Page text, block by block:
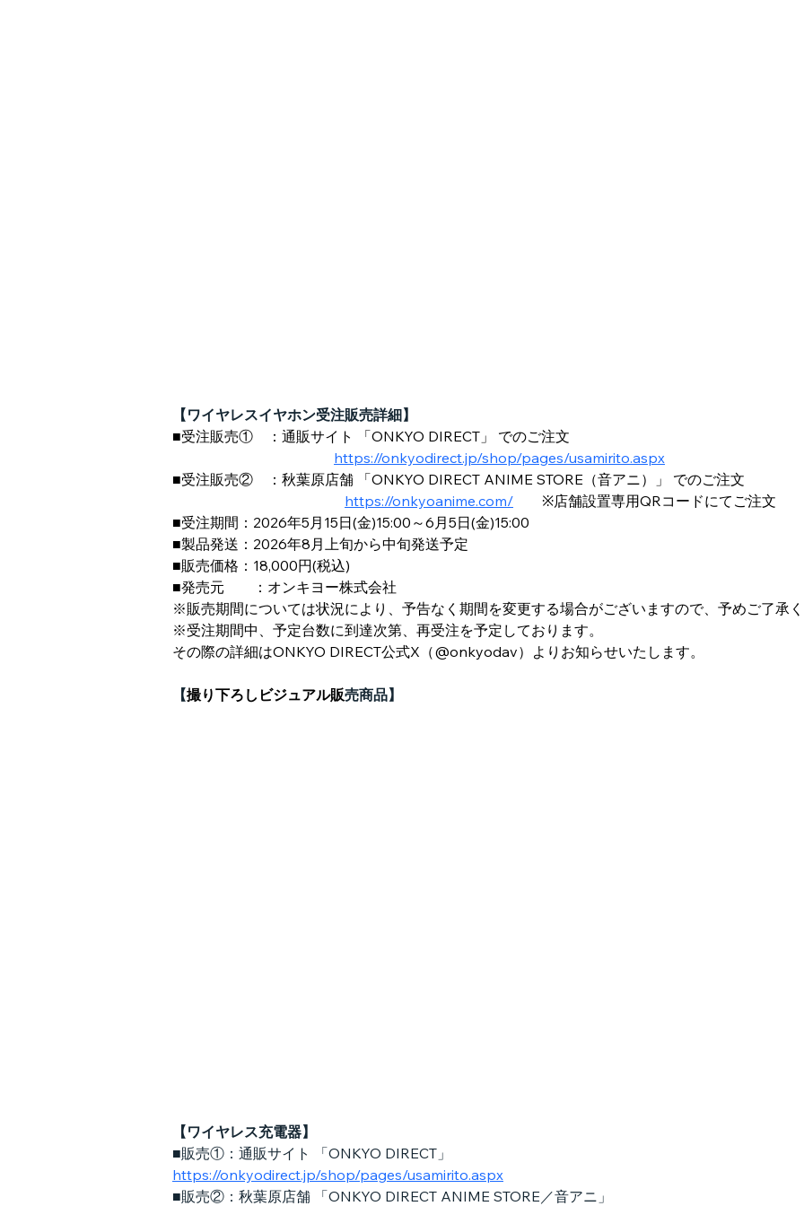
【ワイヤレスイヤホン受注販売詳細】
■受注販売①　：通販サイト 「ONKYO DIRECT」 でのご注文
https://onkyodirect.jp/shop/pages/usamirito.aspx
■受注販売②　：秋葉原店舗 「ONKYO DIRECT ANIME STORE（音アニ）」 でのご注文
https://onkyoanime.com/ ※店舗設置専用QRコードにてご注文
■受注期間：2026年5月15日(金)15:00～6月5日(金)15:00
■製品発送：2026年8月上旬から中旬発送予定
■販売価格：18,000円(税込)
■発売元        ：オンキヨー株式会社
※販売期間については状況により、予告なく期間を変更する場合がございますので、予めご了承
※受注期間中、予定台数に到達次第、再受注を予定しております。
その際の詳細はONKYO DIRECT公式X（@onkyodav）よりお知らせいたします。
【撮り下ろしビジュアル販売商品】
【ワイヤレス充電器】
■販売①：通販サイト 「ONKYO DIRECT」
https://onkyodirect.jp/shop/pages/usamirito.aspx
■販売②：秋葉原店舗 「ONKYO DIRECT ANIME STORE／音アニ」